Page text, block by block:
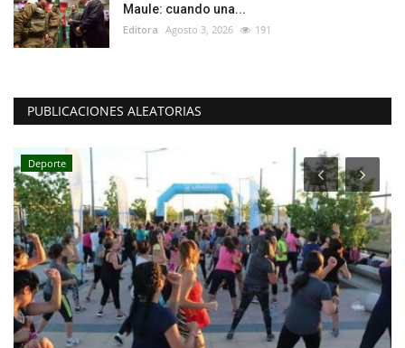
Maule: cuando una...
Editora Agosto 3, 2026 191
PUBLICACIONES ALEATORIAS
Deporte